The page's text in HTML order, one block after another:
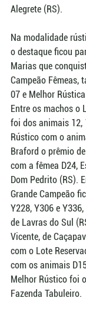
Alegrete (RS).
Na modalidade
o destaque ficou
Marias que
Campeão Fêmeas,
07 e Melhor
Entre os machos o
foi dos animais 12,
Rústico com o
Braford o prêmio
com a fêmea D24,
Dom Pedrito (RS).
Grande Campeão
Y228, Y306 e
de Lavras do Sul
Vicente, de
com o Lote
com os animais
Melhor Rústico foi
Fazenda Tabuleiro.